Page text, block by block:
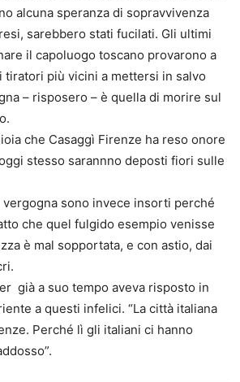
alcuna speranza di sopravvivenza
sarebbero stati fucilati. Gli ultimi
il capoluogo toscano provarono a
tiratori più vicini a mettersi in salvo
– risposero – è quella di morire sul
che Casaggì Firenze ha reso onore
stesso sarannno deposti fiori sulle
sono invece insorti perché
che quel fulgido esempio venisse
è mal sopportata, e con astio, dai
già a suo tempo aveva risposto in
a questi infelici. “La città italiana
Perché lì gli italiani ci hanno